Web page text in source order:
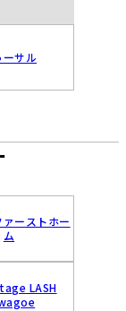
ーサル
ーストホー
ム
LASH